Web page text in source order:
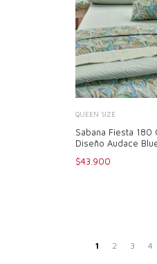
QUEEN SIZE
Sabana Fiesta 180
Diseño Audace
$43.900
1 2 3 4